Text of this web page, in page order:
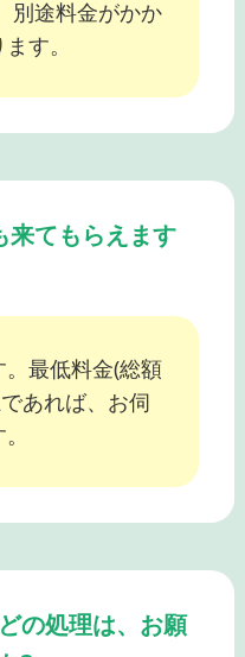
別途料金がかか
す。
来てもらえます
。最低料金(総額
あれば、お伺
の処理は、お願